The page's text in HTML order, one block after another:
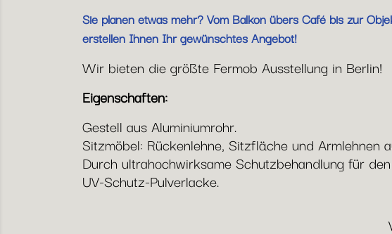
Sie planen etwas mehr? Vom Balkon übers Café bis zur
erstellen Ihnen Ihr gewünschtes Angebot!
Wir bieten die größte Fermob Ausstellung in Berlin!
Eigenschaften:
Gestell aus Aluminiumrohr.
Sitzmöbel: Rückenlehne, Sitzfläche und Armlehnen
Durch ultrahochwirksame Schutzbehandlung für
UV-Schutz-Pulverlacke.